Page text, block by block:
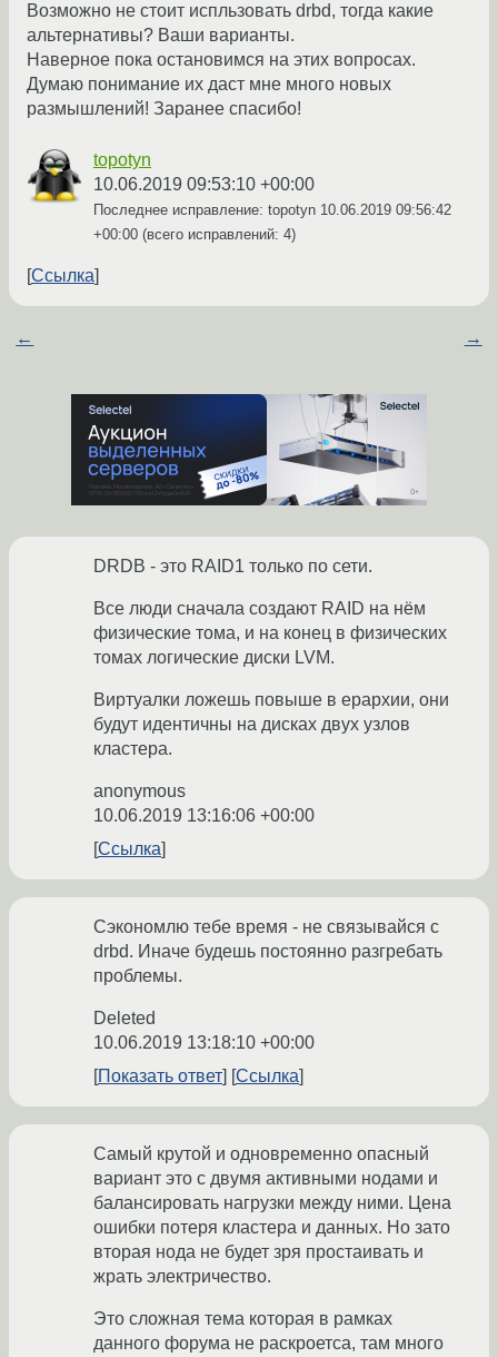
Возможно не стоит испльзовать drbd, тогда какие
альтернативы? Ваши варианты.
Наверное пока остановимся на этих вопросах.
Думаю понимание их даст мне много новых
размышлений! Заранее спасибо!
topotyn
10.06.2019 09:53:10 +00:00
Последнее исправление: topotyn 10.06.2019 09:56:42
+00:00 (всего исправлений: 4)
Ссылка
← →
DRDB - это RAID1 только по сети.
Все люди сначала создают RAID на нём
физические тома, и на конец в физических
томах логические диски LVM.
Виртуалки ложешь повыше в ерархии, они
будут идентичны на дисках двух узлов
кластера.
anonymous
10.06.2019 13:16:06 +00:00
Ссылка
Сэкономлю тебе время - не связывайся с
drbd. Иначе будешь постоянно разгребать
проблемы.
Deleted
10.06.2019 13:18:10 +00:00
Показать ответ
Ссылка
Самый крутой и одновременно опасный
вариант это с двумя активными нодами и
балансировать нагрузки между ними. Цена
ошибки потеря кластера и данных. Но зато
вторая нода не будет зря простаивать и
жрать электричество.
Это сложная тема которая в рамках
данного форума не раскроетса, там много